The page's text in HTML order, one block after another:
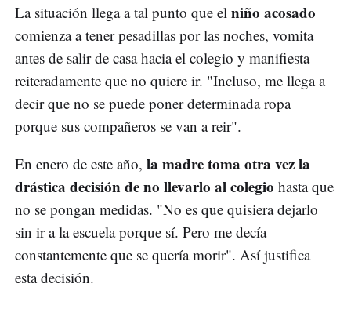
La situación llega a tal punto que el niño acosado
comienza a tener pesadillas por las noches, vomita
antes de salir de casa hacia el colegio y manifiesta
reiteradamente que no quiere ir. "Incluso, me llega a
decir que no se puede poner determinada ropa
porque sus compañeros se van a reir".
En enero de este año, la madre toma otra vez la
drástica decisiónde no llevarlo al colegio hasta que
no se pongan medidas. "No es que quisiera dejarlo
sin ir a la escuela porque sí. Pero me decía
constantemente que se quería morir". Así justifica
esta decisión.